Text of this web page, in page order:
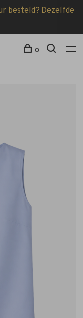
besteld? Dezelfde
0